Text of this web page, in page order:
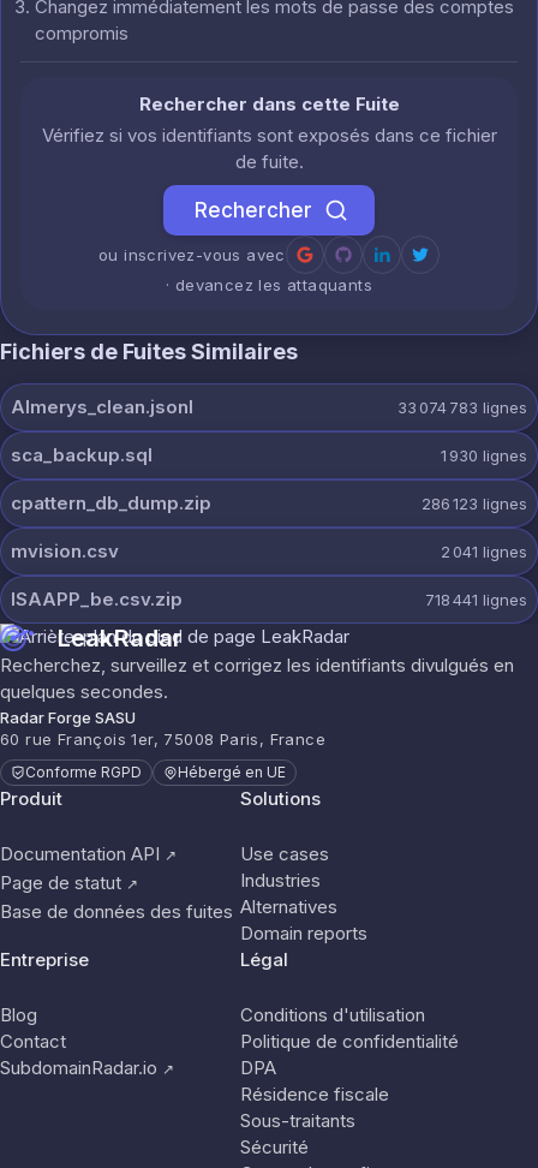
Changez immédiatement les mots de passe des comptes
compromis
Rechercher dans cette Fuite
Vérifiez si vos identifiants sont exposés dans ce fichier
de fuite.
Rechercher
ou inscrivez-vous avec
· devancez les attaquants
Fichiers de Fuites Similaires
Almerys_clean.jsonl 33 074 783 lignes
sca_backup.sql 1 930 lignes
cpattern_db_dump.zip 286 123 lignes
mvision.csv 2 041 lignes
ISAAPP_be.csv.zip 718 441 lignes
LeakRadar
Recherchez, surveillez et corrigez les identifiants divulgués en
quelques secondes.
Radar Forge SASU
60 rue François 1er, 75008 Paris, France
Conforme RGPD Hébergé en UE
Produit
Documentation API ↗
Page de statut ↗
Base de données des fuites
Solutions
Use cases
Industries
Alternatives
Domain reports
Entreprise
Blog
Contact
SubdomainRadar.io ↗
Légal
Conditions d'utilisation
Politique de confidentialité
DPA
Résidence fiscale
Sous-traitants
Sécurité